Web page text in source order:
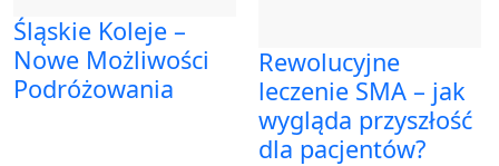
Śląskie Koleje –
Nowe Możliwości
Podróżowania
Rewolucyjne
leczenie SMA – jak
wygląda przyszłość
dla pacjentów?